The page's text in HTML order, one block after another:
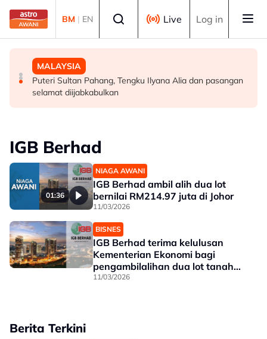
Skip to main content
BM | EN Live Log in
MALAYSIA
Ikhtiar tingkat peruntukan pertahanan bukti komitmen
kerajaan modenkan ATM - Panglima
DUNIA
Menteri Luar Iran seru negara Islam "bergantung
sesama sendiri"
MALAYSIA
Puteri Sultan Pahang, Tengku Ilyana Alia dan pasangan
selamat diijabkabulkan
IGB Berhad
01:36
NIAGA AWANI
IGB Berhad ambil alih dua lot
bernilai RM214.97 juta di Johor
11/03/2026
BISNES
IGB Berhad terima kelulusan
Kementerian Ekonomi bagi
pengambilalihan dua lot tanah
bernilai RM215 juta di Johor
11/03/2026
Berita Terkini